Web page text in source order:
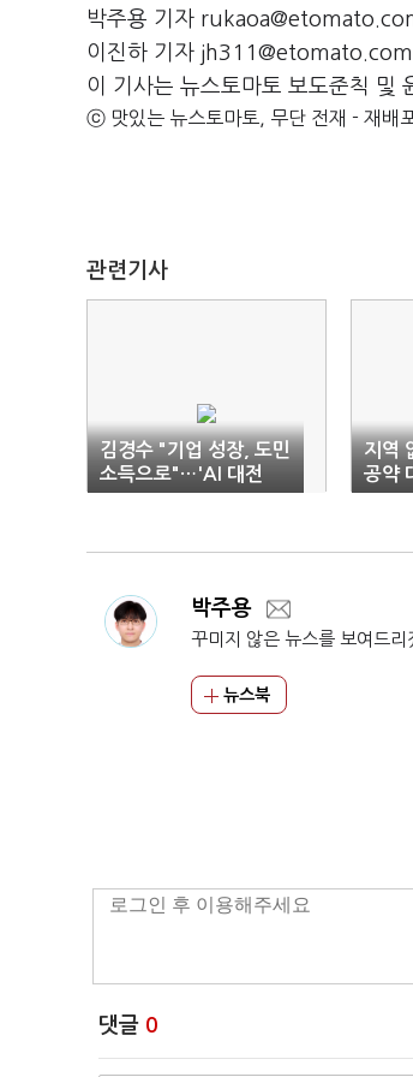
박주용 기자
이진하 기자 jh311@etomato.com
이 기사는 뉴스토마토 보도준칙 및
ⓒ 맛있는 뉴스토마토, 무단 전재 - 재배
관련기사
김경수 "기업 성장, 도민
소득으로"…'AI 대전
환'으로 '승부수'
지역
공약
만
박주용
꾸미지 않은 뉴스를 보여드리
뉴스북
댓글 0